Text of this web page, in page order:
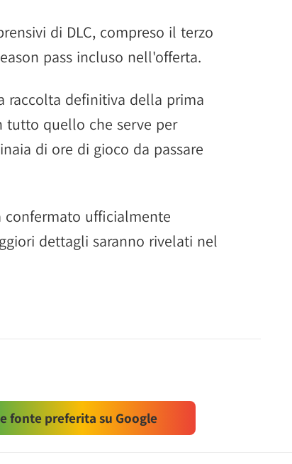
di DLC, compreso il terzo
pass incluso nell'offerta.
raccolta definitiva della prima
tutto quello che serve per
di ore di gioco da passare
confermato ufficialmente
dettagli saranno rivelati nel
fonte preferita su Google